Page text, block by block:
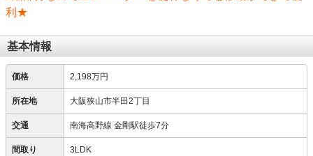
利★
基本情報
価格 2,198万円
所在地 大阪狭山市半田2丁目
交通 南海高野線 金剛駅徒歩7分
間取り 3LDK